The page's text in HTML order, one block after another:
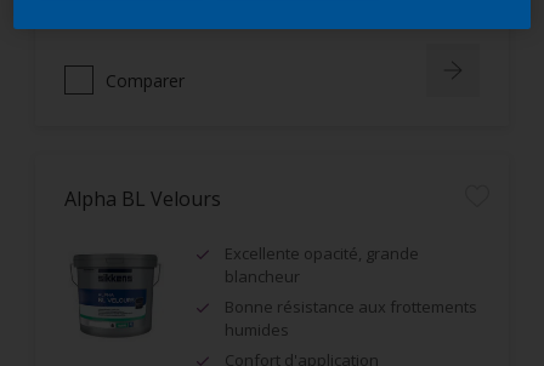
Comparer
Alpha BL Velours
Excellente opacité, grande
blancheur
Bonne résistance aux frottements
humides
Confort d'application